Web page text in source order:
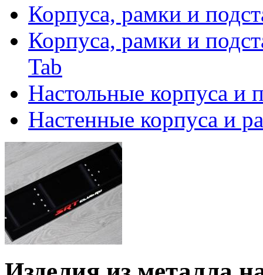
Корпуса, рамки и
Корпуса, рамки и
Tab
Настольные корпуса и
Настенные корпуса и